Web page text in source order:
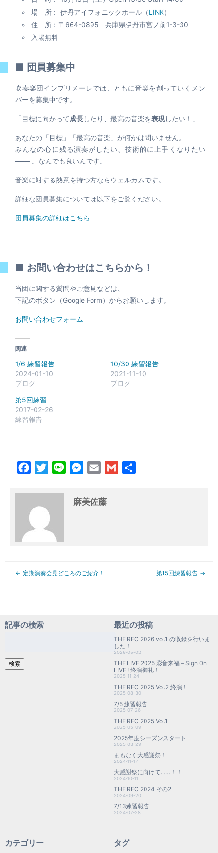
場 所： 伊丹アイフォニックホール（LINK）
住 所：〒664-0895 兵庫県伊丹市宮ノ前1-3-30
入場無料
■ 団員募集中
吹奏楽団インプリメーレでは、ともに音楽を創っていくメン
バーを募集中です。
「目標に向かって成長したり、最高の音楽を表現したい！」
あなたの「目標」「最高の音楽」が何かは問いません。
みんなの心に残る演奏がしたい、技術的に上手くなりたい
─── 。なんでも良いんです。
音楽に対する熱意を持つ方ならウェルカムです。
詳細な団員募集については以下をご覧ください。
団員募集の詳細はこちら
■ お問い合わせはこちらから！
当団に関する質問やご意見などは、
下記のボタン（Google Form）からお願いします。
お問い合わせフォーム
関連
1/6 練習報告
2024-01-10
ブログ
10/30 練習報告
2021-11-10
ブログ
第5回練習
2017-02-26
練習報告
FacebookTwitterLine Messenger
Email Gmail
麻美佐藤
定期演奏会見どころのご紹介！ 第15回練習報告
記事の検索
検索
最近の投稿
THE REC 2026 vol.1 の収録を行いま
した！
2026-05-02
THE LIVE 2025 彩音来福 – Sign On
LIVE!! 終演御礼！
2025-11-24
THE REC 2025 Vol.2 終演！
2025-08-30
7/5 練習報告
2025-07-26
THE REC 2025 Vol.1
2025-05-09
2025年度シーズンスタート
2025-03-29
まもなく大感謝祭！
2024-11-17
大感謝祭に向けて……！！
2024-10-11
THE REC 2024 その2
2024-09-20
7/13練習報告
2024-07-28
カテゴリー タグ